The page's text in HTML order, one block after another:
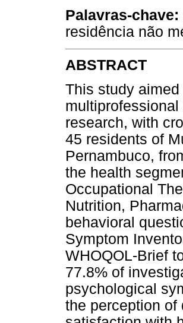
Palavras-chave:
residência não
ABSTRACT
This study
research, with
45 residents of
Pernambuco,
the health
Occupational
Nutrition,
behavioral
Symptom
WHOQOL-Brief
77.8% of
psychological
the perception of